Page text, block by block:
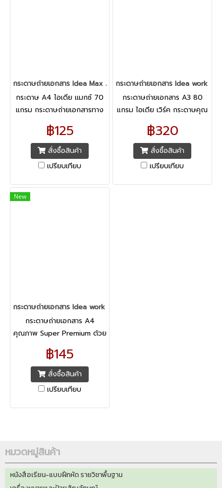
กระดาษถ่ายเอกสาร Idea Max A4/70G/500 แผ่น
กระดาษ A4 ไอเดีย แมกซ์ 70
แกรม กระดาษถ่ายเอกสารทาง
เลือกใหม่ของผู้ที่ต้องการลด
ต้นทุนทางธุรกิจ
฿125
สั่งซื้อสินค้า
เปรียบเทียบ
กระดาษถ่ายเอกสาร Idea work
กระดาษถ่ายเอกสาร A3 80
แกรม ไอเดีย เวิร์ค กระดาษคุณ
ภาพพรีเมี่ยม
฿320
สั่งซื้อสินค้า
เปรียบเทียบ
New
กระดาษถ่ายเอกสาร Idea work A4/80G/500 แผ่น
กระดาษถ่ายเอกสาร A4
คุณภาพ Super Premium ด้วย
N2 Technology
฿145
สั่งซื้อสินค้า
เปรียบเทียบ
หมวดหมู่สินค้า
หนังสือเรียน-แบบฝึกหัด รายวิชาพื้นฐาน